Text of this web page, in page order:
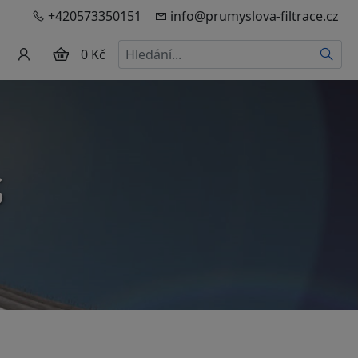
+420573350151 info@prumyslova-filtrace.cz
0 Kč Hledat